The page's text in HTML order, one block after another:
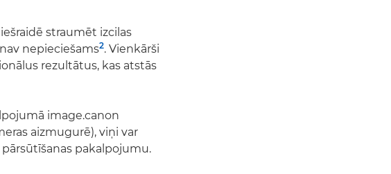
straumēt izcilas
nepieciešams2. Vienkārši
rezultātus, kas atstās
image.canon
aizmugurē), viņi var
pakalpojumu.